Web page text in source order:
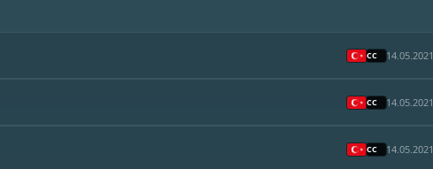
14.05.2021
14.05.2021
14.05.2021